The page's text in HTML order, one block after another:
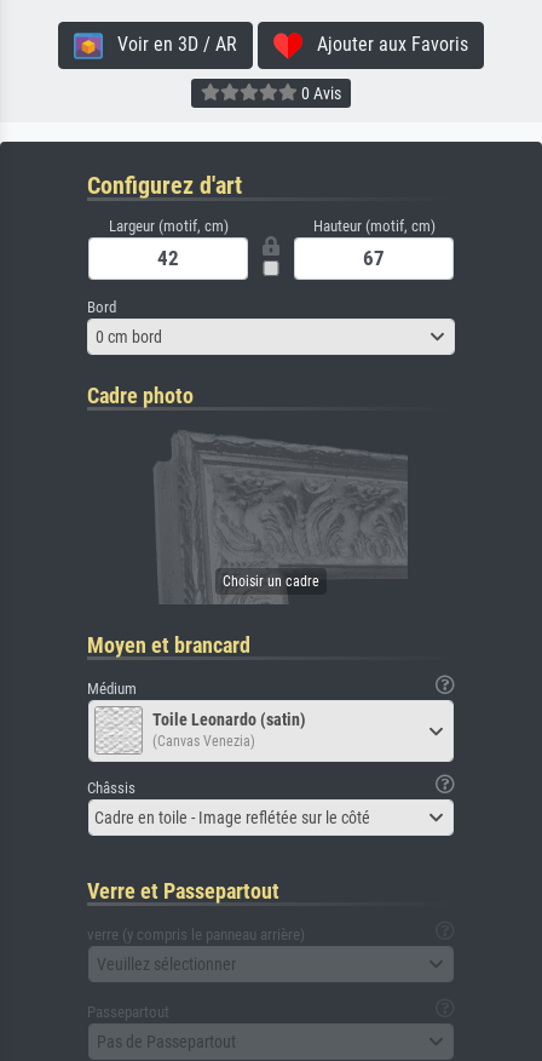
Voir en 3D / AR Ajouter aux Favoris
0 Avis
Configurez d'art
Largeur (motif, cm) Hauteur (motif, cm)
Bord
0 cm bord
Cadre photo
Moyen et brancard
Médium
Toile Leonardo (satin)
(Canvas Venezia)
Châssis
Cadre en toile - Image reflétée sur le côté
Verre et Passepartout
verre (y compris le panneau arrière)
Veuillez sélectionner
Passepartout
Pas de Passepartout